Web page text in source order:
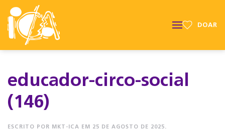
DOAR
educador-circo-social
(146)
ESCRITO POR MKT-ICA EM 25 DE AGOSTO DE 2025